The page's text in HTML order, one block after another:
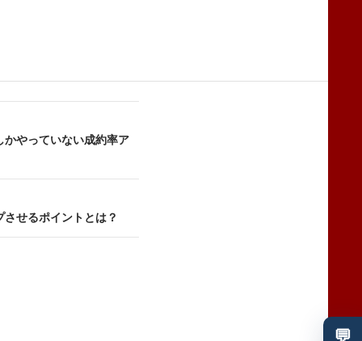
やっていない成約率ア
せるポイントとは？
💬